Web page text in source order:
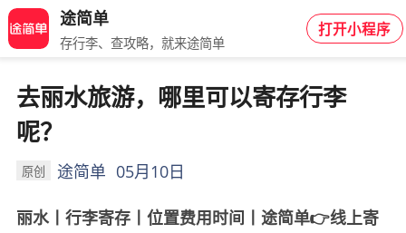
途简单
存行李、查攻略，就来途简单
打开小程序
去丽水旅游，哪里可以寄存行李
呢？
原创 途简单 05月10日
丽水丨行李寄存丨位置费用时间丨途简单👉线上寄